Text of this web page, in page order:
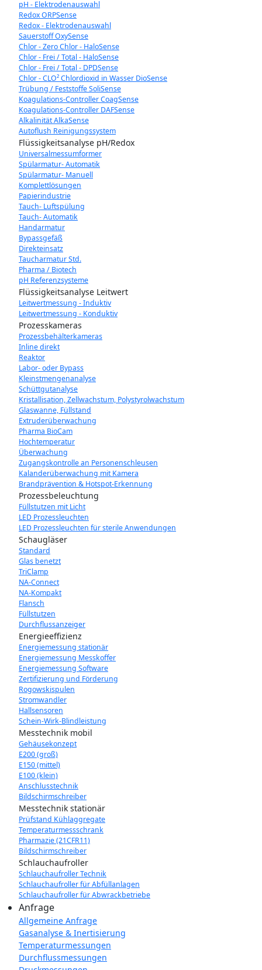
pH - Elektrodenauswahl
Redox ORPSense
Redox - Elektrodenauswahl
Sauerstoff OxySense
Chlor - Zero Chlor - HaloSense
Chlor - Frei / Total - HaloSense
Chlor - Frei / Total - DPDSense
Chlor - CLO² Chlordioxid in Wasser DioSense
Trübung / Feststoffe SoliSense
Koagulations-Controller CoagSense
Koagulations-Controller DAFSense
Alkalinität AlkaSense
Autoflush Reinigungssystem
Flüssigkeitsanalyse pH/Redox
Universalmessumformer
Spülarmatur- Automatik
Spülarmatur- Manuell
Komplettlösungen
Papierindustrie
Tauch- Luftspülung
Tauch- Automatik
Handarmatur
Bypassgefäß
Direkteinsatz
Taucharmatur Std.
Pharma / Biotech
pH Referenzsysteme
Flüssigkeitsanalyse Leitwert
Leitwertmessung - Induktiv
Leitwertmessung - Konduktiv
Prozesskameras
Prozessbehälterkameras
Inline direkt
Reaktor
Labor- oder Bypass
Kleinstmengenanalyse
Schüttgutanalyse
Kristallisation, Zellwachstum, Polystyrolwachstum
Glaswanne, Füllstand
Extruderüberwachung
Pharma BioCam
Hochtemperatur
Überwachung
Zugangskontrolle an Personenschleusen
Kalanderüberwachung mit Kamera
Brandprävention & Hotspot-Erkennung
Prozessbeleuchtung
Füllstutzen mit Licht
LED Prozessleuchten
LED Prozessleuchten für sterile Anwendungen
Schaugläser
Standard
Glas benetzt
TriClamp
NA-Connect
NA-Kompakt
Flansch
Füllstutzen
Durchflussanzeiger
Energieeffizienz
Energiemessung stationär
Energiemessung Messkoffer
Energiemessung Software
Zertifizierung und Förderung
Rogowskispulen
Stromwandler
Hallsensoren
Schein-Wirk-Blindleistung
Messtechnik mobil
Gehäusekonzept
E200 (groß)
E150 (mittel)
E100 (klein)
Anschlusstechnik
Bildschirmschreiber
Messtechnik stationär
Prüfstand Kühlaggregate
Temperaturmessschrank
Pharmazie (21CFR11)
Bildschirmschreiber
Schlauchaufroller
Schlauchaufroller Technik
Schlauchaufroller für Abfüllanlagen
Schlauchaufroller für Abwrackbetriebe
Anfrage
Allgemeine Anfrage
Gasanalyse & Inertisierung
Temperaturmessungen
Durchflussmessungen